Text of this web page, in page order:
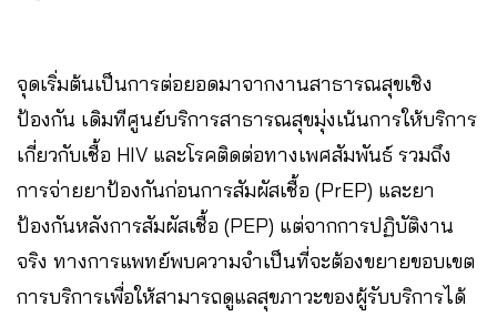
จุดเริ่มต้นเป็นการต่อยอดมาจากงานสาธารณสุขเชิง
ป้องกัน เดิมทีศูนย์บริการสาธารณสุขมุ่งเน้นการให้บริการ
เกี่ยวกับเชื้อ HIV และโรคติดต่อทางเพศสัมพันธ์ รวมถึง
การจ่ายยาป้องกันก่อนการสัมผัสเชื้อ (PrEP) และยา
ป้องกันหลังการสัมผัสเชื้อ (PEP) แต่จากการปฏิบัติงาน
จริง ทางการแพทย์พบความจำเป็นที่จะต้องขยายขอบเขต
การบริการเพื่อให้สามารถดูแลสุขภาวะของผู้รับบริการได้